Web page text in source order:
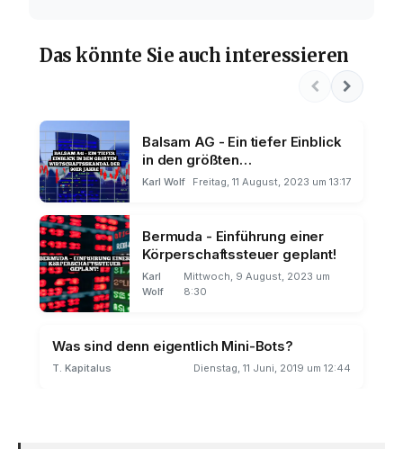
Das könnte Sie auch interessieren
Balsam AG - Ein tiefer Einblick
in den größten
Wirtschaftsskandal der 90er
Karl Wolf Freitag, 11 August, 2023 um 13:17
Bermuda - Einführung einer
Körperschaftssteuer geplant!
Karl
Wolf
Mittwoch, 9 August, 2023 um
8:30
Was sind denn eigentlich Mini-Bots?
T. Kapitalus Dienstag, 11 Juni, 2019 um 12:44